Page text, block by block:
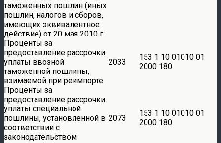
таможенных пошлин (иных
пошлин, налогов и сборов,
имеющих эквивалентное
действие) от 20 мая 2010 г.
Проценты за
предоставление рассрочки
уплаты ввозной
таможенной пошлины,
взимаемой при реимпорте
2033
153 1 10 01010 01
2000 180
Проценты за
предоставление рассрочки
уплаты специальной
пошлины, установленной в
соответствии с
законодательством
2073
153 1 10 01010 01
2000 180